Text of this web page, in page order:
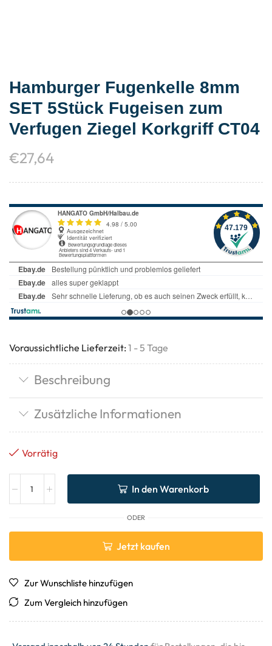
Hamburger Fugenkelle 8mm
SET 5Stück Fugeisen zum
Verfugen Ziegel Korkgriff CT04
€27,64
Voraussichtliche Lieferzeit: 1 - 5 Tage
Beschreibung
Zusätzliche Informationen
Vorrätig
In den Warenkorb
ODER
Jetzt kaufen
Zur Wunschliste hinzufügen
Zum Vergleich hinzufügen